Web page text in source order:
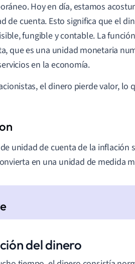
Hoy en día, estamos
de cuenta. Esto significa que el
fungible y contable. La
que es una unidad monetaria
en la economía.
el dinero pierde valor, lo
unidad de cuenta de la inflación
en una unidad de medida
del dinero